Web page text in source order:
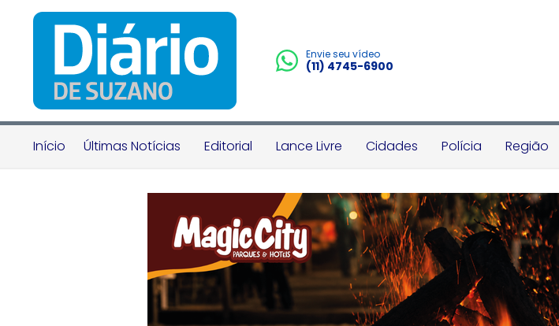
Envie seu vídeo
(11) 4745-6900
Início Últimas Notícias Editorial Lance Livre Cidades Polícia Região